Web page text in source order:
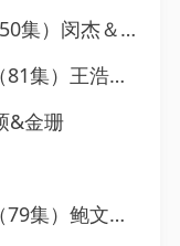
闵杰＆崔晓萱
浩翔＆马乐婕
&金珊
鲍文浩＆王倩